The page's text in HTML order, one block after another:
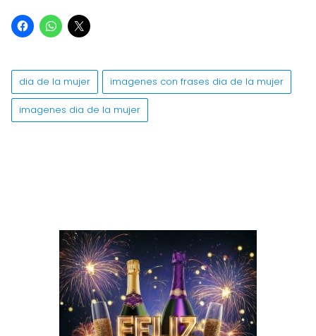
dia de la mujer imagenes con frases dia de la mujer
imagenes dia de la mujer